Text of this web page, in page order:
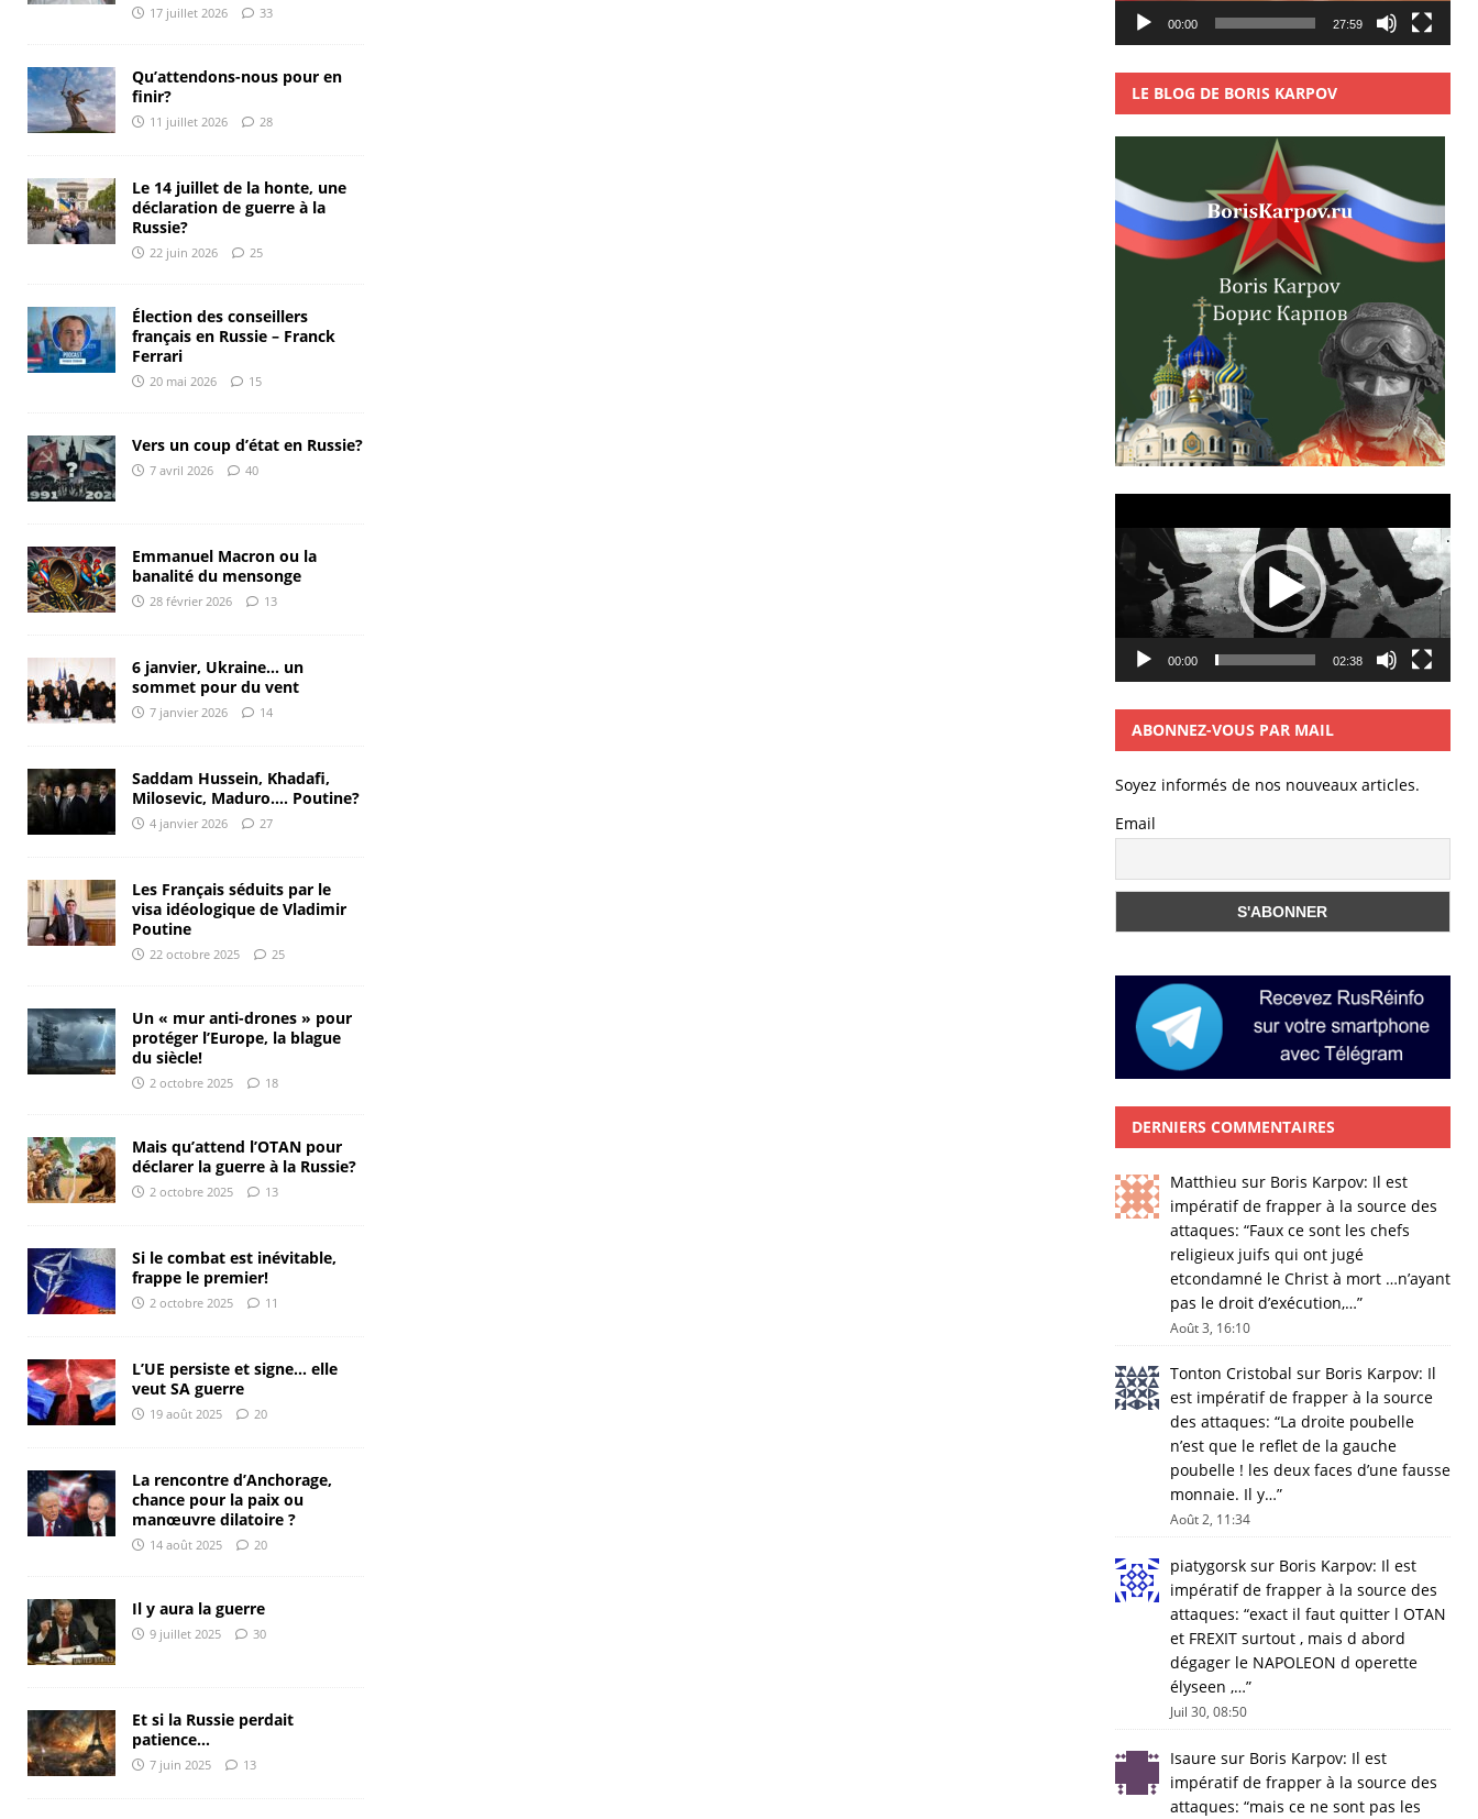
17 juillet 2026 33
Qu’attendons-nous pour en
finir?
11 juillet 2026 28
Le 14 juillet de la honte, une
déclaration de guerre à la
Russie?
22 juin 2026 25
Élection des conseillers
français en Russie – Franck
Ferrari
20 mai 2026 15
Vers un coup d’état en Russie?
7 avril 2026 40
Emmanuel Macron ou la
banalité du mensonge
28 février 2026 13
6 janvier, Ukraine… un
sommet pour du vent
7 janvier 2026 14
Saddam Hussein, Khadafi,
Milosevic, Maduro…. Poutine?
4 janvier 2026 27
Les Français séduits par le
visa idéologique de Vladimir
Poutine
22 octobre 2025 25
Un « mur anti-drones » pour
protéger l’Europe, la blague
du siècle!
2 octobre 2025 18
Mais qu’attend l’OTAN pour
déclarer la guerre à la Russie?
2 octobre 2025 13
Si le combat est inévitable,
frappe le premier!
2 octobre 2025 11
L’UE persiste et signe… elle
veut SA guerre
19 août 2025 20
La rencontre d’Anchorage,
chance pour la paix ou
manœuvre dilatoire ?
14 août 2025 20
Il y aura la guerre
9 juillet 2025 30
Et si la Russie perdait
patience…
7 juin 2025 13
00:00 27:59
LE BLOG DE BORIS KARPOV
vidéo
00:00 02:38
ABONNEZ-VOUS PAR MAIL
Soyez informés de nos nouveaux articles.
Email
DERNIERS COMMENTAIRES
Matthieu sur Boris Karpov: Il est
impératif de frapper à la source des
attaques: “Faux ce sont les chefs
religieux juifs qui ont jugé
etcondamné le Christ à mort …n’ayant
pas le droit d’exécution,…”
Août 3, 16:10
Tonton Cristobal sur Boris Karpov: Il
est impératif de frapper à la source
des attaques: “La droite poubelle
n’est que le reflet de la gauche
poubelle ! les deux faces d’une fausse
monnaie. Il y…”
Août 2, 11:34
piatygorsksur Boris Karpov: Il est
impératif de frapper à la source des
attaques: “exact il faut quitter l OTAN
et FREXIT surtout , mais d abord
dégager le NAPOLEON d operette
élyseen ,…”
Juil 30, 08:50
Isauresur Boris Karpov: Il est
impératif de frapper à la source des
attaques: “mais ce ne sont pas les